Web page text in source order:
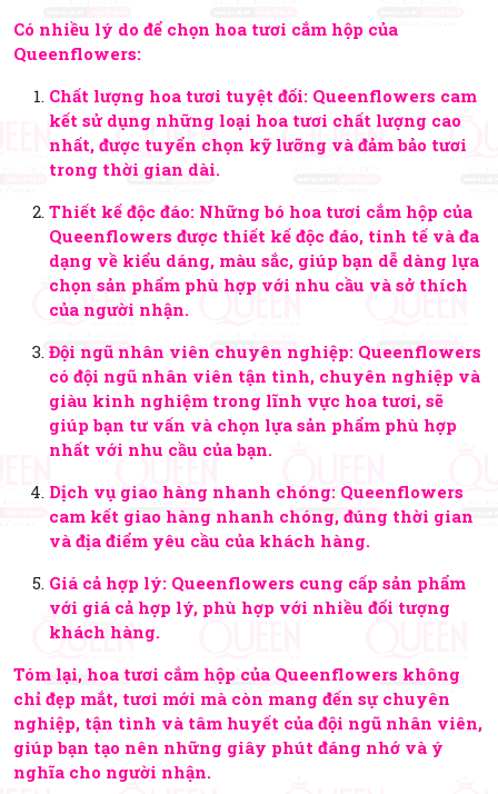
Có nhiều lý do để chọn hoa tươi cắm hộp của
Queenflowers:
Chất lượng hoa tươi tuyệt đối: Queenflowers cam
kết sử dụng những loại hoa tươi chất lượng cao
nhất, được tuyển chọn kỹ lưỡng và đảm bảo tươi
trong thời gian dài.
Thiết kế độc đáo: Những bó hoa tươi cắm hộp của
Queenflowers được thiết kế độc đáo, tinh tế và đa
dạng về kiểu dáng, màu sắc, giúp bạn dễ dàng lựa
chọn sản phẩm phù hợp với nhu cầu và sở thích
của người nhận.
Đội ngũ nhân viên chuyên nghiệp: Queenflowers
có đội ngũ nhân viên tận tình, chuyên nghiệp và
giàu kinh nghiệm trong lĩnh vực hoa tươi, sẽ
giúp bạn tư vấn và chọn lựa sản phẩm phù hợp
nhất với nhu cầu của bạn.
Dịch vụ giao hàng nhanh chóng: Queenflowers
cam kết giao hàng nhanh chóng, đúng thời gian
và địa điểm yêu cầu của khách hàng.
Giá cả hợp lý: Queenflowers cung cấp sản phẩm
với giá cả hợp lý, phù hợp với nhiều đối tượng
khách hàng.
Tóm lại, hoa tươi cắm hộp của Queenflowers không
chỉ đẹp mắt, tươi mới mà còn mang đến sự chuyên
nghiệp, tận tình và tâm huyết của đội ngũ nhân viên,
giúp bạn tạo nên những giây phút đáng nhớ và ý
nghĩa cho người nhận.